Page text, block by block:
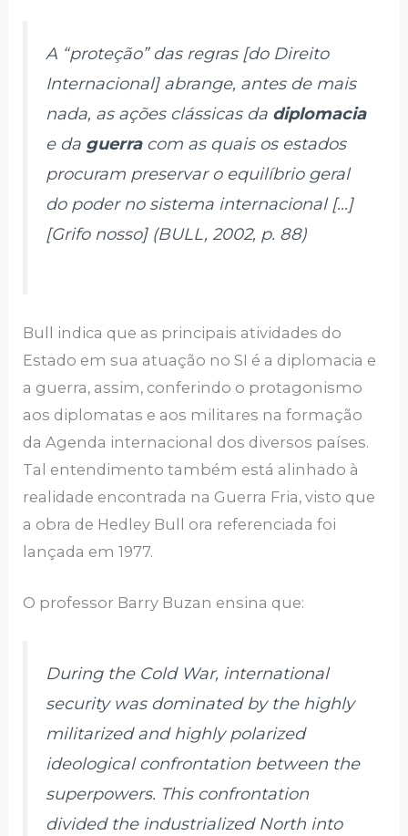
A “proteção” das regras [do Direito
Internacional] abrange, antes de mais
nada, as ações clássicas da diplomacia
e da guerracom as quais os estados
procuram preservar o equilíbrio geral
do poder no sistema internacional […]
[Grifo nosso] (BULL, 2002, p. 88)
Bull indica que as principais atividades do
Estado em sua atuação no SI é a diplomacia e
a guerra, assim, conferindo o protagonismo
aos diplomatas e aos militares na formação
da Agenda internacional dos diversos países.
Tal entendimento também está alinhado à
realidade encontrada na Guerra Fria, visto que
a obra de Hedley Bull ora referenciada foi
lançada em 1977.
O professor Barry Buzan ensina que:
During the Cold War, international
security was dominated by the highly
militarized and highly polarized
ideological confrontation between the
superpowers. This confrontation
divided the industrialized North into